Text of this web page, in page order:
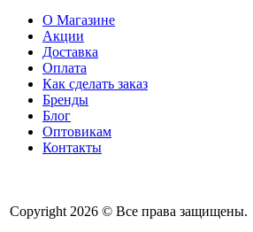
О Магазине
Акции
Доставка
Оплата
Как сделать заказ
Бренды
Блог
Оптовикам
Контакты
Copyright 2026 © Все права защищены.